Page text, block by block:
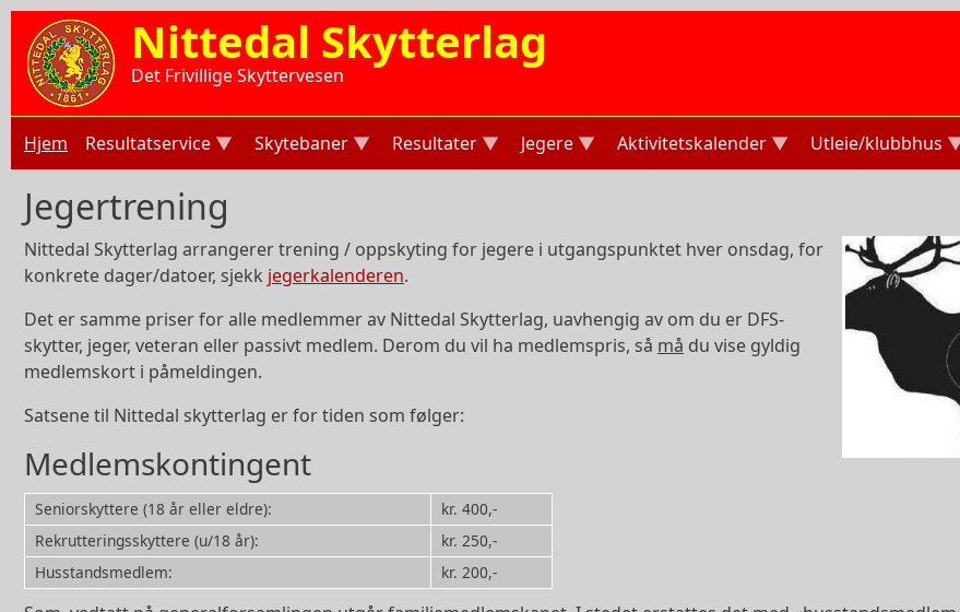
Hopp til hovedinnholdNittedal Skytterlag
Det Frivillige Skyttervesen
Hjem Resultatservice Skytebaner Resultater Jegere Aktivitetskalender Utleie/klubbhus
Jegertrening
Nittedal Skytterlag arrangerer trening / oppskyting for jegere i utgangspunktet hver onsdag, for
konkrete dager/datoer, sjekk jegerkalenderen.
Det er samme priser for alle medlemmer av Nittedal Skytterlag, uavhengig av om du er DFS-
skytter, jeger, veteran eller passivt medlem. Derom du vil ha medlemspris, så må du vise gyldig
medlemskort i påmeldingen.
Satsene til Nittedal skytterlag er for tiden som følger:
Medlemskontingent
Seniorskyttere (18 år eller eldre):
kr. 400,-
Rekrutteringsskyttere (u/18 år):
kr. 250,-
Husstandsmedlem:
kr. 200,-